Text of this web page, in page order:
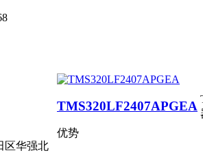
区华强北
TMS320LF2407APGEA
优势